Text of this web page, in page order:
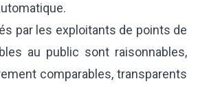
par les exploitants de points de
au public sont raisonnables,
comparables, transparents